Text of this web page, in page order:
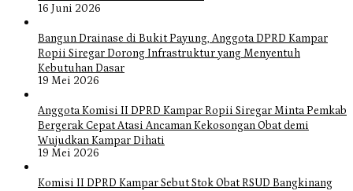
16 Juni 2026
Bangun Drainase di Bukit Payung, Anggota DPRD Kampar
Ropii Siregar Dorong Infrastruktur yang Menyentuh
Kebutuhan Dasar
19 Mei 2026
Anggota Komisi II DPRD Kampar Ropii Siregar Minta Pemkab
Bergerak Cepat Atasi Ancaman Kekosongan Obat demi
Wujudkan Kampar Dihati
19 Mei 2026
Komisi II DPRD Kampar Sebut Stok Obat RSUD Bangkinang